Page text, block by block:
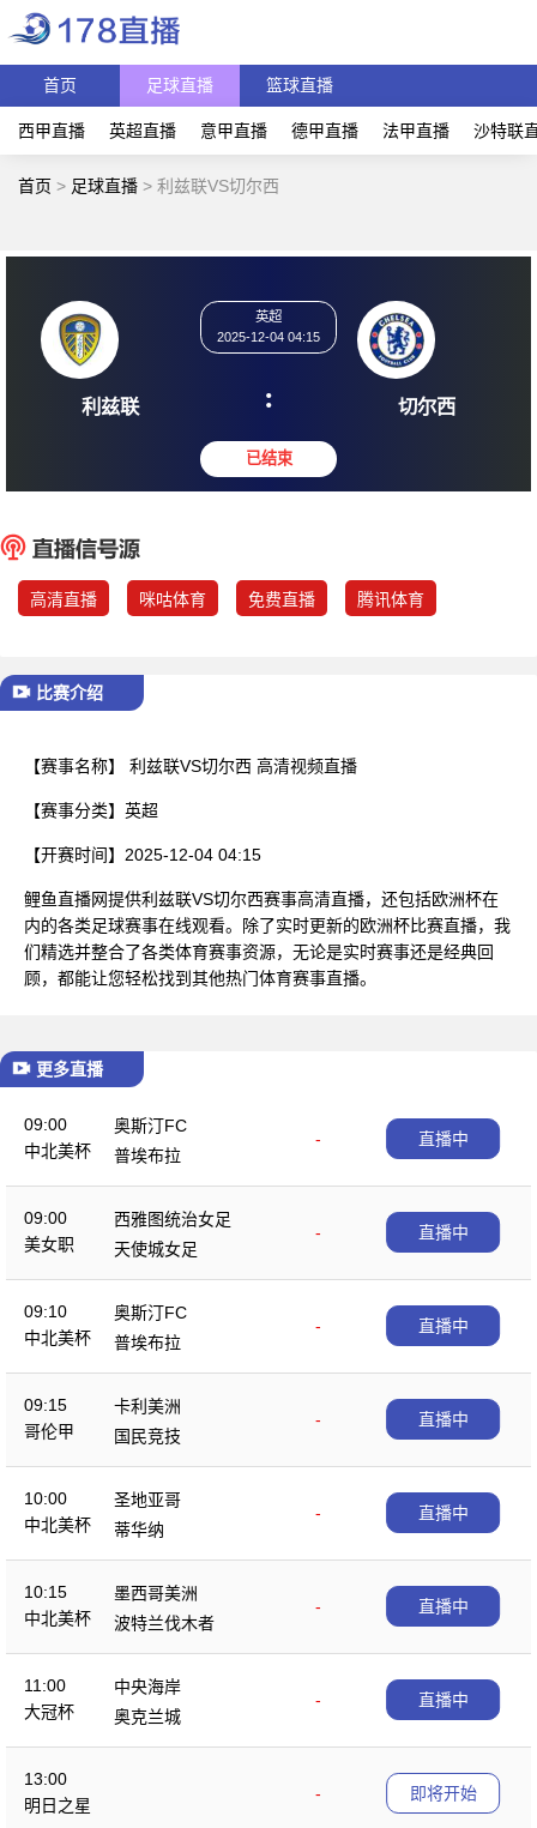
首页 足球直播 篮球直播
西甲直播 英超直播 意甲直播 德甲直播 法甲直播 沙特联
首页 > 足球直播 > 利兹联VS切尔西
利兹联
2025-12-04 04:15
: 切
高清直播 咪咕体育 免费直播 腾讯体育
比赛介绍
【赛事名称】 利兹联VS切尔西 高清视频直播
【赛事分类】 英超
【开赛时间】 2025-12-04 04:15
鲤鱼直播网提供利兹联VS切尔西赛事高清直播，还包括欧洲杯在
内的各类足球赛事在线观看。除了实时更新的欧洲杯比赛直播，我
们精选并整合了各类体育赛事资源，无论是实时赛事还是经典回
顾，都能让您轻松找到其他热门体育赛事直播。
更多直播
09:00
中北美杯
奥斯汀FC
-
普埃布拉
直播中
09:00
美女职
西雅图统治女足
-
天使城女足
直播中
09:10
中北美杯
奥斯汀FC
-
普埃布拉
直播中
09:15
哥伦甲
卡利美洲
-
国民竞技
直播中
10:00
中北美杯
圣地亚哥
-
蒂华纳
直播中
10:15
中北美杯
墨西哥美洲
-
波特兰伐木者
直播中
11:00
大冠杯
中央海岸
-
奥克兰城
直播中
13:00
明日之星
- 即将开始